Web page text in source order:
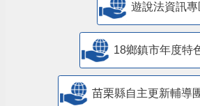
遊說法資訊專
18鄉鎮市年度特
苗栗縣自主更新輔導